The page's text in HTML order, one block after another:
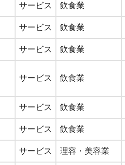
サービス 飲食業
サービス 飲食業
サービス 飲食業
サービス 飲食業
サービス 飲食業
サービス 飲食業
サービス 理容・美容業